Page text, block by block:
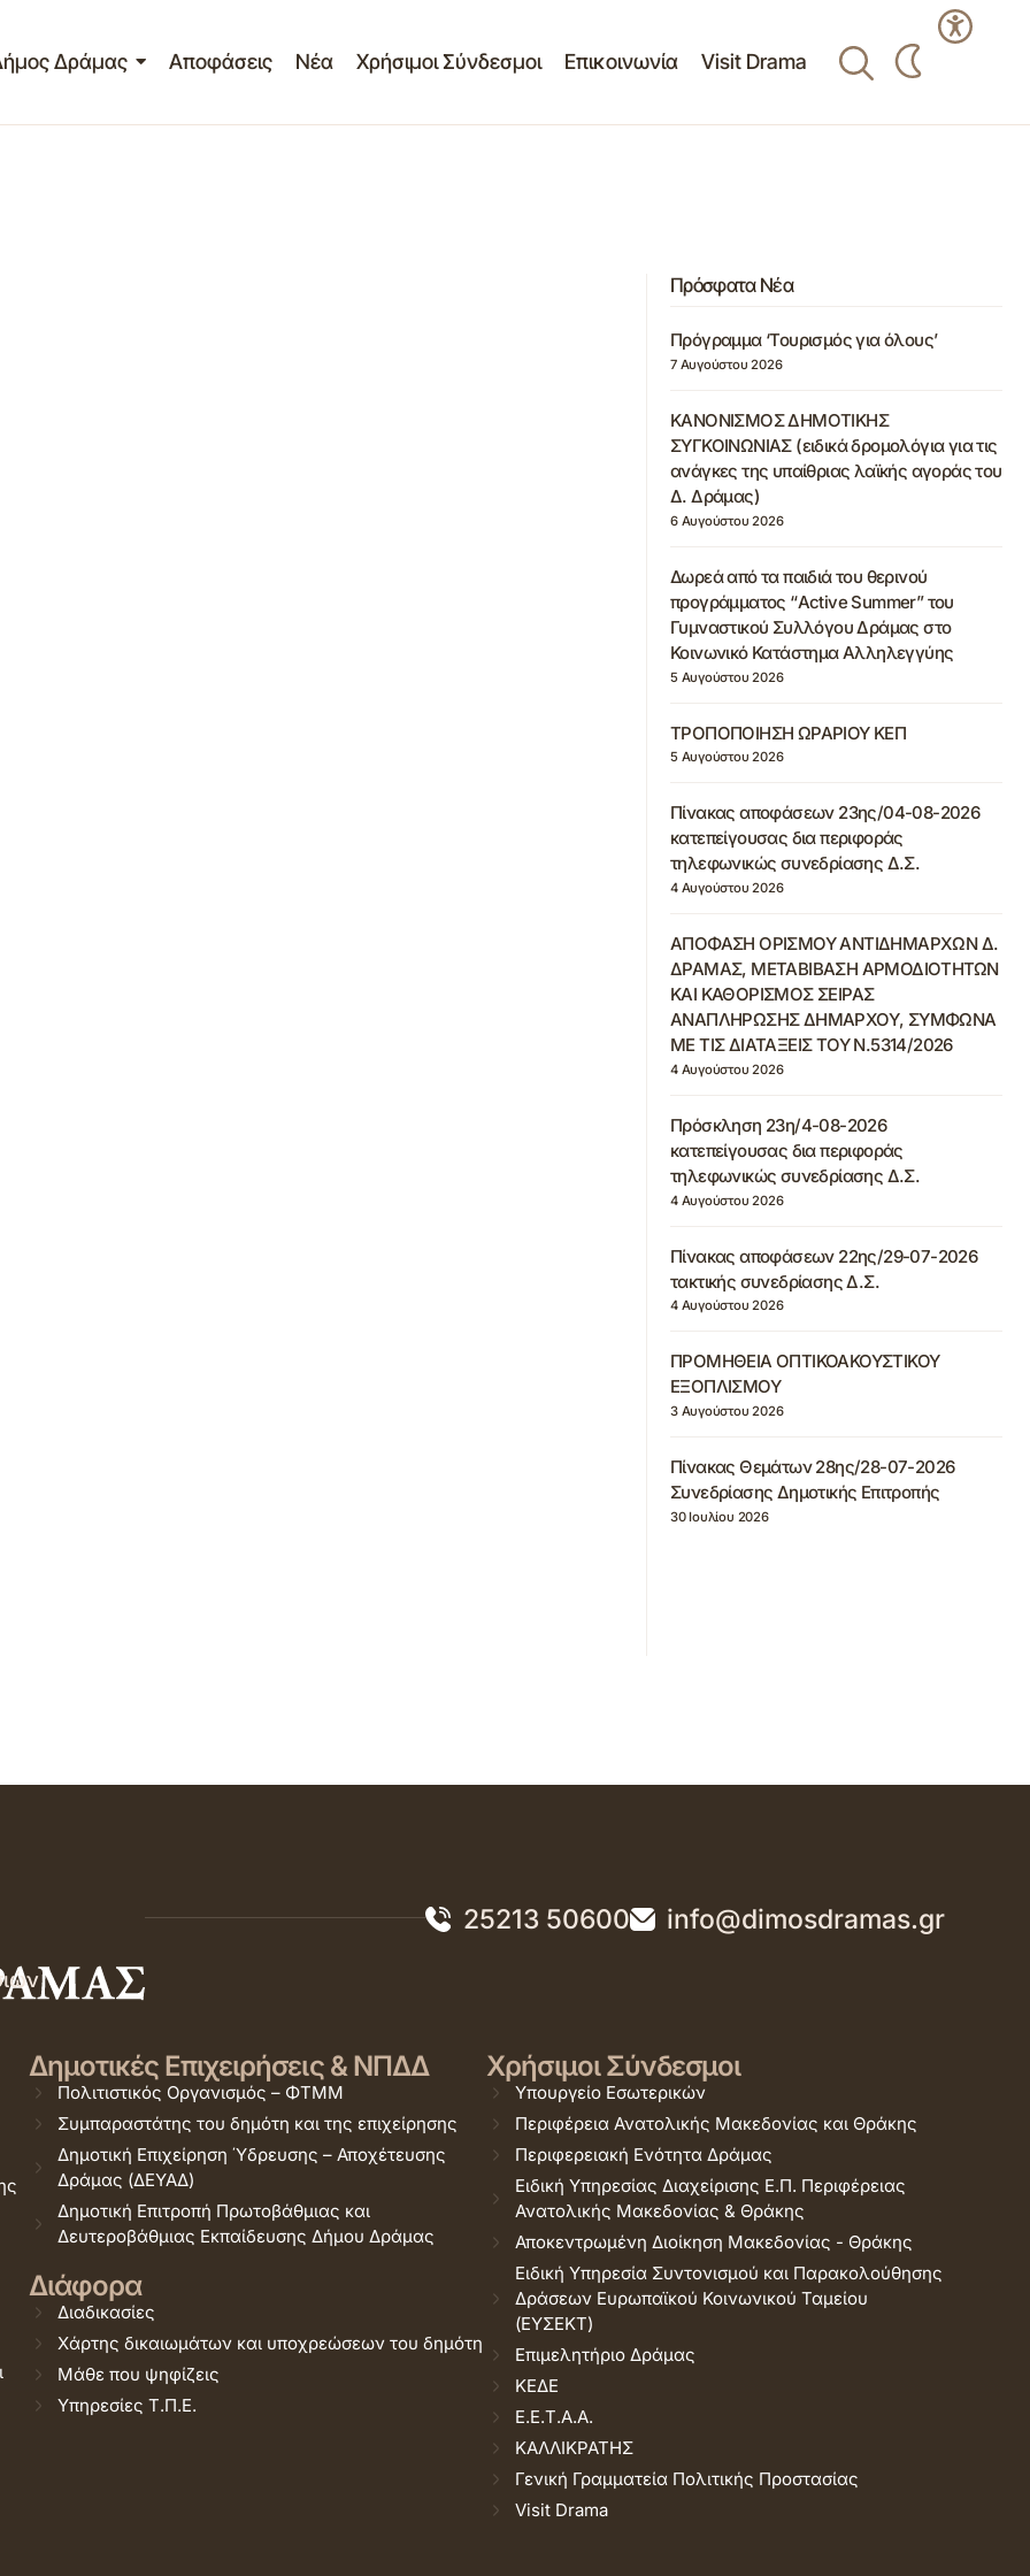
Δράμας Αποφάσεις Νέα Χρήσιμοι Σύνδεσμοι Επικοινωνία Visit Drama
Πρόσφατα Νέα
Πρόγραμμα ‘Τουρισμός για όλους’
7 Αυγούστου 2026
ΚΑΝΟΝΙΣΜΟΣ ΔΗΜΟΤΙΚΗΣ
ΣΥΓΚΟΙΝΩΝΙΑΣ (ειδικά δρομολόγια για τις
ανάγκες της υπαίθριας λαϊκής αγοράς του
Δ. Δράμας)
6 Αυγούστου 2026
Δωρεά από τα παιδιά του θερινού
προγράμματος “Active Summer” του
Γυμναστικού Συλλόγου Δράμας στο
Κοινωνικό Κατάστημα Αλληλεγγύης
5 Αυγούστου 2026
ΤΡΟΠΟΠΟΙΗΣΗ ΩΡΑΡΙΟΥ ΚΕΠ
5 Αυγούστου 2026
Πίνακας αποφάσεων 23ης/04-08-2026
κατεπείγουσας δια περιφοράς
τηλεφωνικώς συνεδρίασης Δ.Σ.
4 Αυγούστου 2026
ΑΠΟΦΑΣΗ ΟΡΙΣΜΟΥ ΑΝΤΙΔΗΜΑΡΧΩΝ Δ.
ΔΡΑΜΑΣ, ΜΕΤΑΒΙΒΑΣΗ ΑΡΜΟΔΙΟΤΗΤΩΝ
ΚΑΙ ΚΑΘΟΡΙΣΜΟΣ ΣΕΙΡΑΣ
ΑΝΑΠΛΗΡΩΣΗΣ ΔΗΜΑΡΧΟΥ, ΣΥΜΦΩΝΑ
ΜΕ ΤΙΣ ΔΙΑΤΑΞΕΙΣ ΤΟΥ Ν.5314/2026
4 Αυγούστου 2026
Πρόσκληση 23η/4-08-2026
κατεπείγουσας δια περιφοράς
τηλεφωνικώς συνεδρίασης Δ.Σ.
4 Αυγούστου 2026
Πίνακας αποφάσεων 22ης/29-07-2026
τακτικής συνεδρίασης Δ.Σ.
4 Αυγούστου 2026
ΠΡΟΜΗΘΕΙΑ ΟΠΤΙΚΟΑΚΟΥΣΤΙΚΟΥ
ΕΞΟΠΛΙΣΜΟΥ
3 Αυγούστου 2026
Πίνακας Θεμάτων 28ης/28-07-2026
Συνεδρίασης Δημοτικής Επιτροπής
30 Ιουλίου 2026
25213 50600 info@dimosdramas.gr
Δημοτικές Επιχειρήσεις & ΝΠΔΔ
Πολιτιστικός Οργανισμός – ΦΤΜΜ
Συμπαραστάτης του δημότη και της επιχείρησης
Δημοτική Επιχείρηση Ύδρευσης – Αποχέτευσης
Δράμας (ΔΕΥΑΔ)
Δημοτική Επιτροπή Πρωτοβάθμιας και
Δευτεροβάθμιας Εκπαίδευσης Δήμου Δράμας
Διάφορα
Διαδικασίες
Χάρτης δικαιωμάτων και υποχρεώσεων του δημότη
Μάθε που ψηφίζεις
Υπηρεσίες Τ.Π.Ε.
Χρήσιμοι Σύνδεσμοι
Υπουργείο Εσωτερικών
Περιφέρεια Ανατολικής Μακεδονίας και Θράκης
Περιφερειακή Ενότητα Δράμας
Ειδική Υπηρεσίας Διαχείρισης Ε.Π. Περιφέρειας
Ανατολικής Μακεδονίας & Θράκης
Αποκεντρωμένη Διοίκηση Μακεδονίας - Θράκης
Ειδική Υπηρεσία Συντονισμού και Παρακολούθησης
Δράσεων Ευρωπαϊκού Κοινωνικού Ταμείου
(ΕΥΣΕΚΤ)
Επιμελητήριο Δράμας
ΚΕΔΕ
Ε.Ε.Τ.Α.Α.
ΚΑΛΛΙΚΡΑΤΗΣ
Γενική Γραμματεία Πολιτικής Προστασίας
Visit Drama